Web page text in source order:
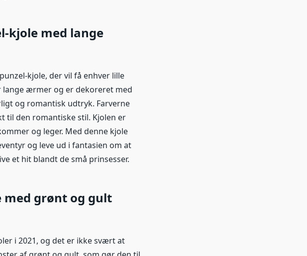
kjole med lange
kjole, der vil få enhver lille
lange ærmer og er dekoreret med
og romantisk udtryk. Farverne
til den romantiske stil. Kjolen er
og leger. Med denne kjole
og leve ud i fantasien om at
et hit blandt de små prinsesser.
med grønt og gult
i 2021, og det er ikke svært at